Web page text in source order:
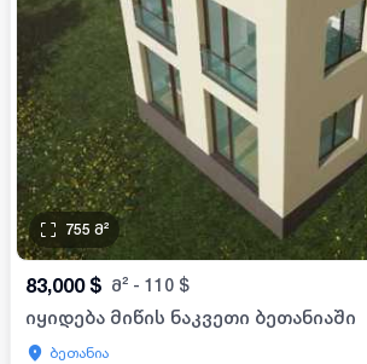
755 მ²
83,000 $ მ² - 110 $
იყიდება მიწის ნაკვეთი ბეთანიაში
ბეთანია